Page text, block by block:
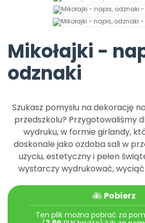
Archiwalne numery
Pomoc
Promocje
Mikołajki -
odznaki
Szukasz pomysłu na dekorację
przedszkolu? Przygotowaliśmy
wydruku, w formie girlandy,
doskonale jako ozdoba sali w
użyciu, estetyczny i pełen
wystarczy wydrukować, wyciąć
Pobierz
Ten plik można pobrać za